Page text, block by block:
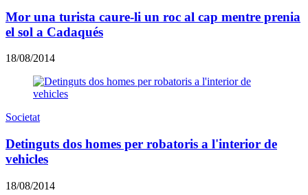
Mor una turista caure-li un roc al cap mentre prenia
el sol a Cadaqués
18/08/2014
Societat
Detinguts dos homes per robatoris a l'interior de
vehicles
18/08/2014